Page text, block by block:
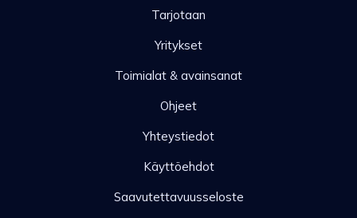
Tarjotaan
Yritykset
Toimialat & avainsanat
Ohjeet
Yhteystiedot
Käyttöehdot
Saavutettavuusseloste